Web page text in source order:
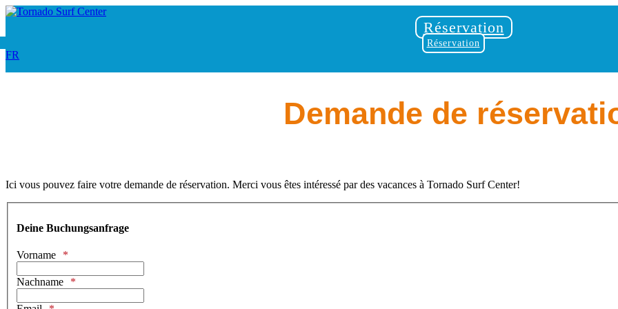
Réservation
Réservation
FR
Demande de
Ici vous pouvez faire votre demande de réservation. Merci vous êtes intéressé par des vacances à Tornado Surf Center!
Deine Buchungsanfrage
Vorname
Nachname